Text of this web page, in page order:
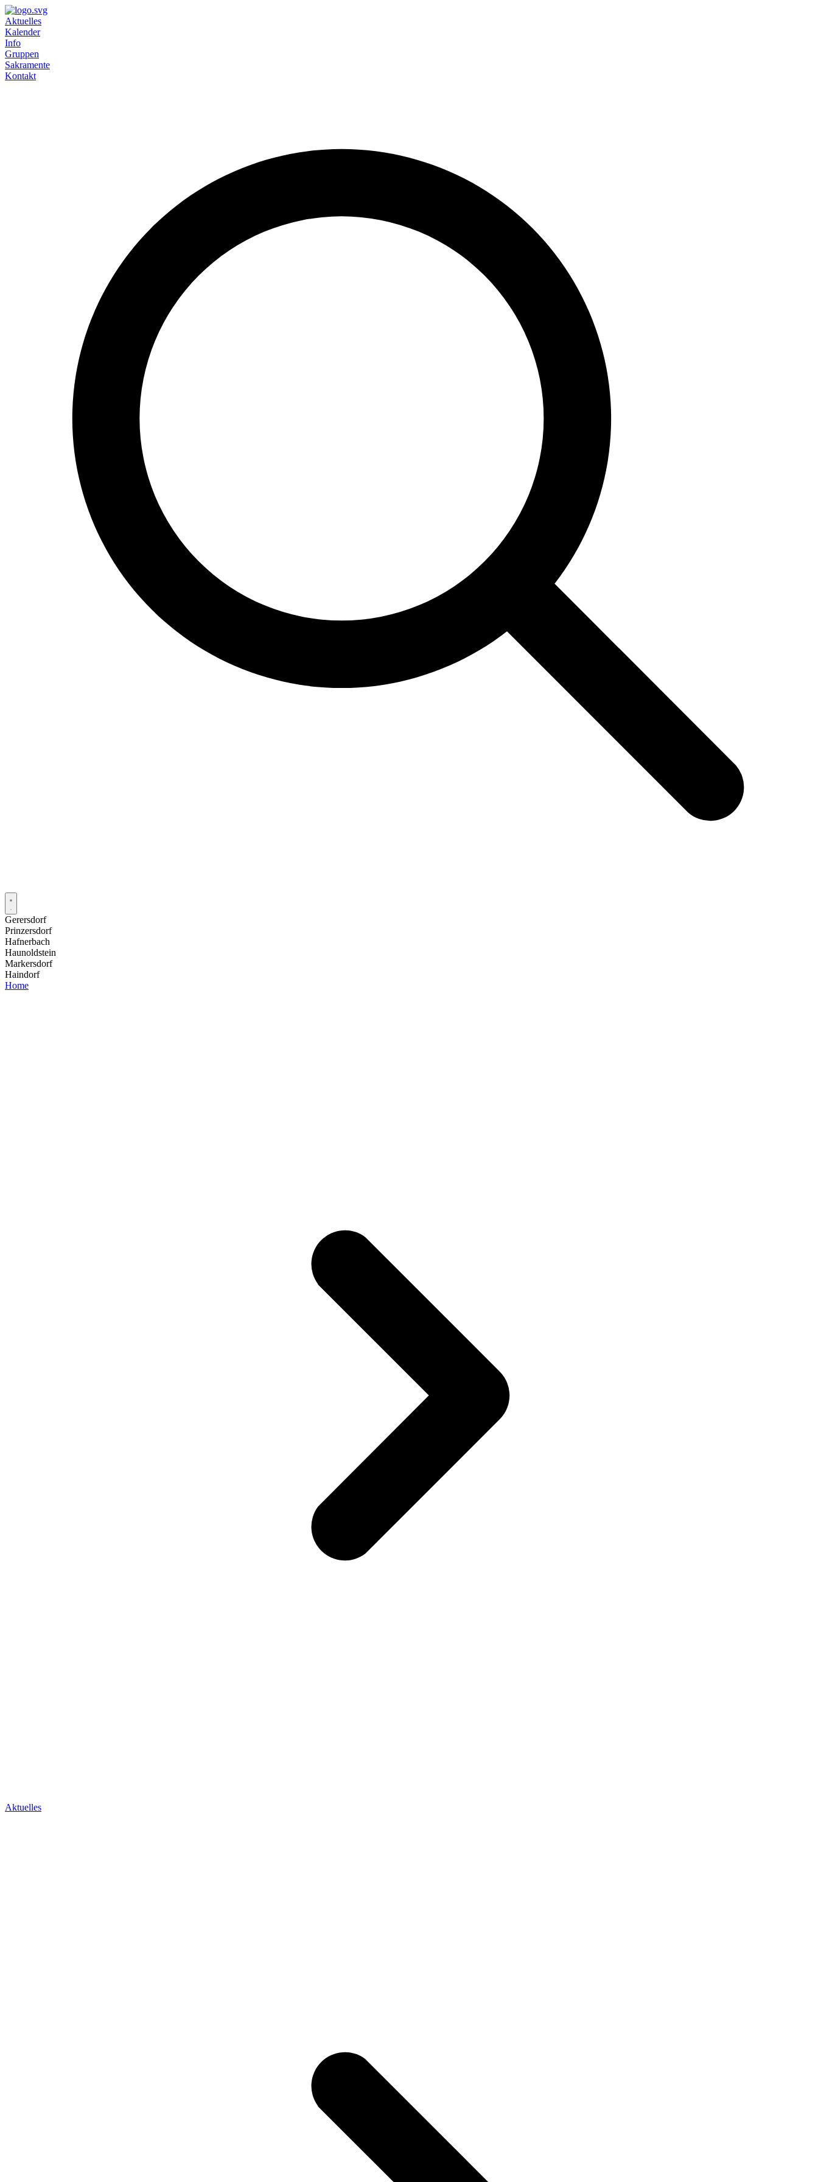
Aktuelles
Kalender
Info
Gruppen
Sakramente
Kontakt
Gerersdorf
Prinzersdorf
Hafnerbach
Haunoldstein
Markersdorf
Haindorf
Home
Aktuelles